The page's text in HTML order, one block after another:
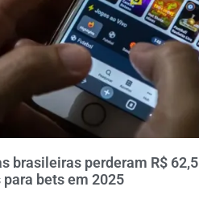
brasileiras perderam R$ 62,5
para bets em 2025